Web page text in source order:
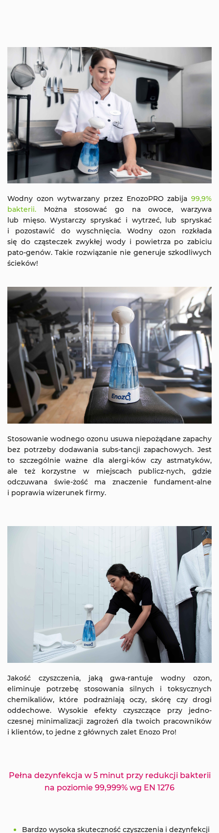
Wodny ozon wytwarzany przez EnozoPRO zabija 99,9%
bakterii. Można stosować go na owoce, warzywa
lub mięso. Wystarczy spryskać i wytrzeć, lub spryskać
i pozostawić do wyschnięcia. Wodny ozon rozkłada
się do cząsteczek zwykłej wody i powietrza po zabiciu
pato-genów. Takie rozwiązanie nie generuje szkodliwych
ścieków!
Stosowanie wodnego ozonu usuwa niepożądane zapachy
bez potrzeby dodawania subs-tancji zapachowych. Jest
to szczególnie ważne dla alergi-ków czy astmatyków,
ale też korzystne w miejscach publicz-nych, gdzie
odczuwana świe-żość ma znaczenie fundament-alne
i poprawia wizerunek firmy.
Jakość czyszczenia, jaką gwa-rantuje wodny ozon,
eliminuje potrzebę stosowania silnych i toksycznych
chemikaliów, które podrażniają oczy, skórę czy drogi
oddechowe. Wysokie efekty czyszczące przy jedno-
czesnej minimalizacji zagrożeń dla twoich pracowników
i klientów, to jedne z głównych zalet Enozo Pro!
Pełna dezynfekcja w 5 minut przy redukcji bakterii
na poziomie 99,999% wg EN 1276
Bardzo wysoka skuteczność czyszczenia i dezynfekcji